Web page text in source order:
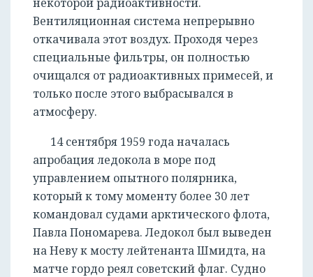
Вентиляционная система непрерывно
откачивала этот воздух. Проходя через
специальные фильтры, он полностью
очищался от радиоактивных примесей, и
только после этого выбрасывался в
атмосферу.
14 сентября 1959 года началась
апробация ледокола в море под
управлением опытного полярника,
который к тому моменту более 30 лет
командовал судами арктического флота,
Павла Пономарева. Ледокол был выведен
на Неву к мосту лейтенанта Шмидта, на
матче гордо реял советский флаг. Судно